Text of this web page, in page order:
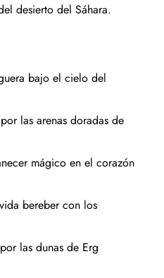
desierto del Sáhara.
bajo el cielo del
las arenas doradas de
mágico en el corazón
bereber con los
las dunas de Erg